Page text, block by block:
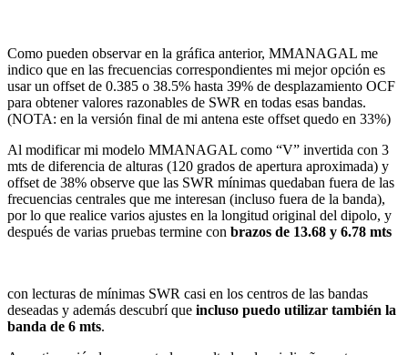
Como pueden observar en la gráfica anterior, MMANAGAL me
indico que en las frecuencias correspondientes mi mejor opción es
usar un offset de 0.385 o 38.5% hasta 39% de desplazamiento OCF
para obtener valores razonables de SWR en todas esas bandas.
(NOTA: en la versión final de mi antena este offset quedo en 33%)
Al modificar mi modelo MMANAGAL como “V” invertida con 3
mts de diferencia de alturas (120 grados de apertura aproximada) y
offset de 38% observe que las SWR mínimas quedaban fuera de las
frecuencias centrales que me interesan (incluso fuera de la banda),
por lo que realice varios ajustes en la longitud original del dipolo, y
después de varias pruebas termine con brazos de 13.68 y 6.78 mts
con lecturas de mínimas SWR casi en los centros de las bandas
deseadas y además descubrí que incluso puedo utilizar también la
banda de 6 mts.